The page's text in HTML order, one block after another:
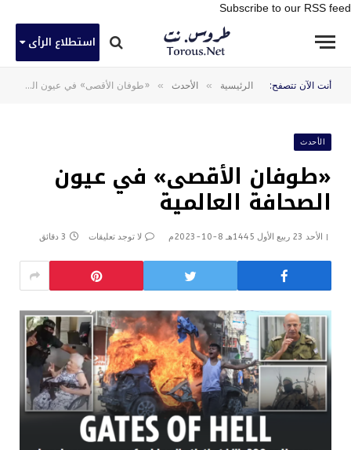
Subscribe to our RSS feed
استطلاع الرأى
أنت الآن تتصفح: الرئيسية » الأحدث » «طوفان الأقصى» في عيون الصحافة العالمية
الأحدث
«طوفان الأقصى» في عيون
الصحافة العالمية
الأحد 23 ربيع الأول 1445هـ 8-10-2023م لا توجد تعليقات 3 دقائق